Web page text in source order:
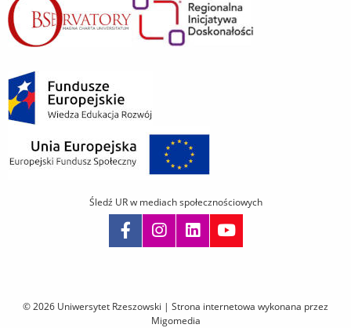
© 2026 Uniwersytet Rzeszowski | Strona internetowa wykonana przez
Migomedia
Śledź UR w mediach społecznościowych
i
przejdź